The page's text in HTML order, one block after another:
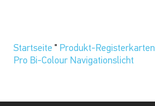
Startseite " Produkt-Registerkarten
Pro Bi-Colour Navigationslicht